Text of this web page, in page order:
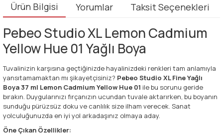
Ürün Bilgisi Yorumlar Taksit Seçenekleri
Pebeo Studio XL Lemon Cadmium
Yellow Hue 01 Yağlı Boya
Tuvalinizin karşısına geçtiğinizde hayalinizdeki renkleri tam anlamıyla
yansıtamamaktan mı şikayetçisiniz? Pebeo Studio XL Fine Yağlı
Boya 37 ml Lemon Cadmium Yellow Hue 01 ile bu sorunu geride
bırakın. Duygularınızı fırçanızın ucundan tuvale aktarırken, bu boyanın
sunduğu pürüzsüz doku ve canlılık size ilham verecek. Sanat
yolculuğunuzda en iyi yol arkadaşınız olmaya aday.
Öne Çıkan Özellikler: